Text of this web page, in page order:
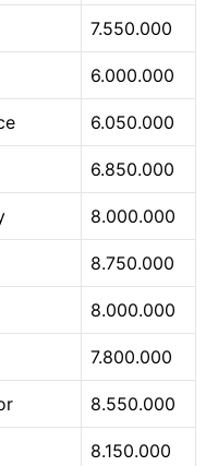
7.550.000
6.000.000
6.050.000
6.850.000
8.000.000
8.750.000
8.000.000
7.800.000
8.550.000
8.150.000